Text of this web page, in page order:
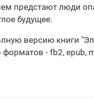
предстают люди
будущее.
версию книги
- fb2, epub,